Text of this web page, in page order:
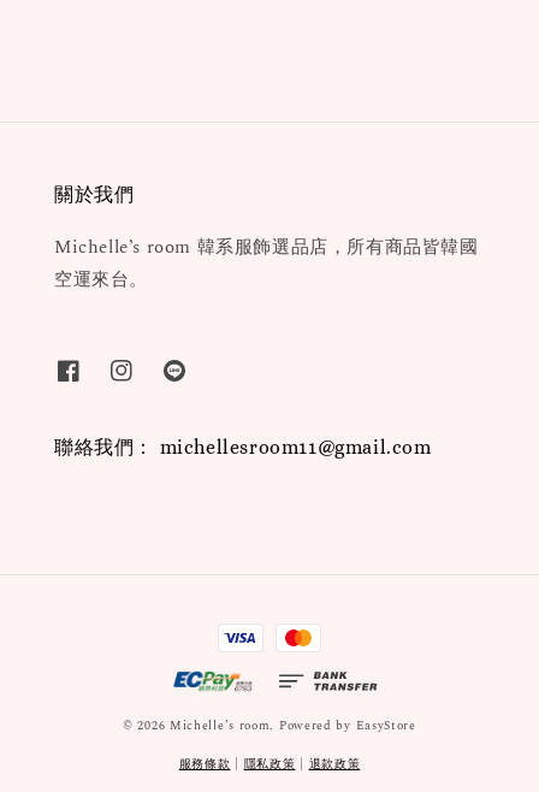
關於我們
Michelle’s room 韓系服飾選品店，所有商品皆韓國
空運來台。
聯絡我們： michellesroom11@gmail.com
© 2026 Michelle’s room. Powered by EasyStore
服務條款|隱私政策|退款政策